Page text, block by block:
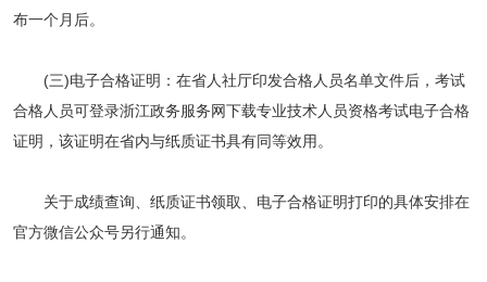
布一个月后。
(三)电子合格证明：在省人社厅印发合格人员名单文件后，考试
合格人员可登录浙江政务服务网下载专业技术人员资格考试电子合格
证明，该证明在省内与纸质证书具有同等效用。
关于成绩查询、纸质证书领取、电子合格证明打印的具体安排在
官方微信公众号另行通知。